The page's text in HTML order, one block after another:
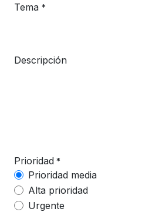
Tema *
Descripción
Prioridad *
Prioridad media
Alta prioridad
Urgente